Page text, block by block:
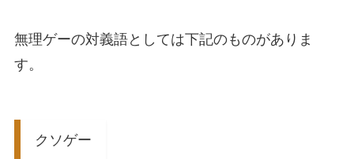
無理ゲーの対義語としては下記のものがありま
す。
クソゲー